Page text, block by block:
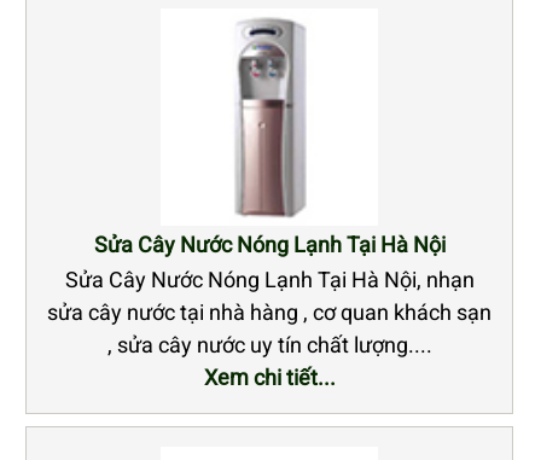
Sửa Cây Nước Nóng Lạnh Tại Hà Nội
Sửa Cây Nước Nóng Lạnh Tại Hà Nội, nhạn
sửa cây nước tại nhà hàng , cơ quan khách sạn
, sửa cây nước uy tín chất lượng....
Xem chi tiết...